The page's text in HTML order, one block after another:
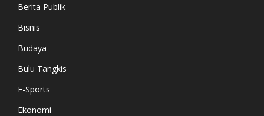
Berita Publik
Bisnis
Budaya
Bulu Tangkis
E-Sports
Ekonomi